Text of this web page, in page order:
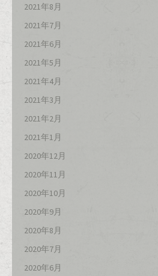
2021年8月
2021年7月
2021年6月
2021年5月
2021年4月
2021年3月
2021年2月
2021年1月
2020年12月
2020年11月
2020年10月
2020年9月
2020年8月
2020年7月
2020年6月